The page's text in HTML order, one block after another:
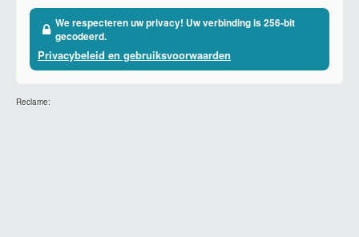
We respecteren uw privacy! Uw verbinding is 256-bit
gecodeerd.
Privacybeleid en gebruiksvoorwaarden
Reclame: